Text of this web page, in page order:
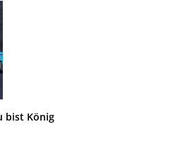
bist König